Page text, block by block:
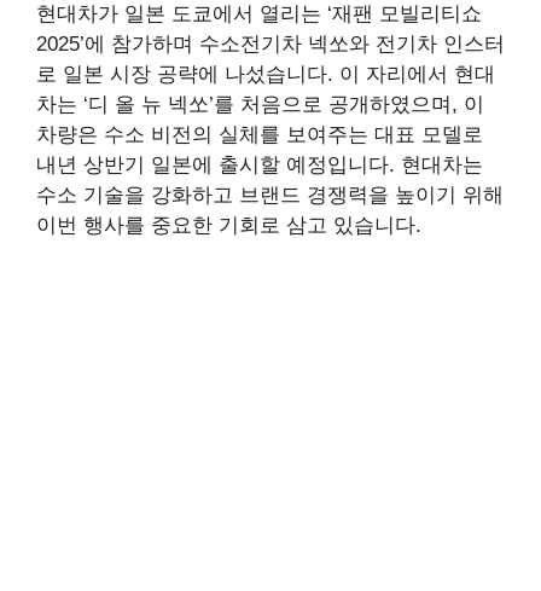
현대차가 일본 도쿄에서 열리는 ‘재팬 모빌리티쇼
2025’에 참가하며 수소전기차 넥쏘와 전기차 인스터
로 일본 시장 공략에 나섰습니다. 이 자리에서 현대
차는 ‘디 올 뉴 넥쏘’를 처음으로 공개하였으며, 이
차량은 수소 비전의 실체를 보여주는 대표 모델로
내년 상반기 일본에 출시할 예정입니다. 현대차는
수소 기술을 강화하고 브랜드 경쟁력을 높이기 위해
이번 행사를 중요한 기회로 삼고 있습니다.